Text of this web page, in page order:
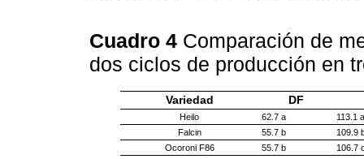
Cuadro 4 Comparación de
dos ciclos de producción en
Variedad DF
Heilo 62.7 a
113.1 a
Falcin
55.7 b
109.9
Ocoroni F86
55.7 b 106.7